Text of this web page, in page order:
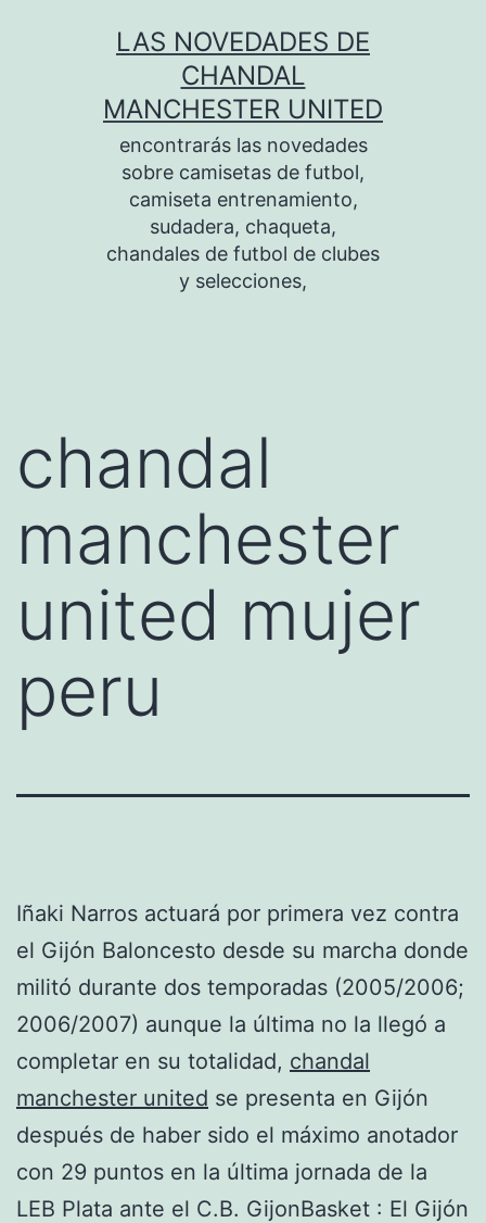
LAS NOVEDADES DE
CHANDAL
MANCHESTER UNITED
encontrarás las novedades
sobre camisetas de futbol,
camiseta entrenamiento,
sudadera, chaqueta,
chandales de futbol de clubes
y selecciones,
chandal
manchester
united mujer
peru
Iñaki Narros actuará por primera vez contra
el Gijón Baloncesto desde su marcha donde
militó durante dos temporadas (2005/2006;
2006/2007) aunque la última no la llegó a
completar en su totalidad, chandal
manchester united se presenta en Gijón
después de haber sido el máximo anotador
con 29 puntos en la última jornada de la
LEB Plata ante el C.B. GijonBasket : El Gijón